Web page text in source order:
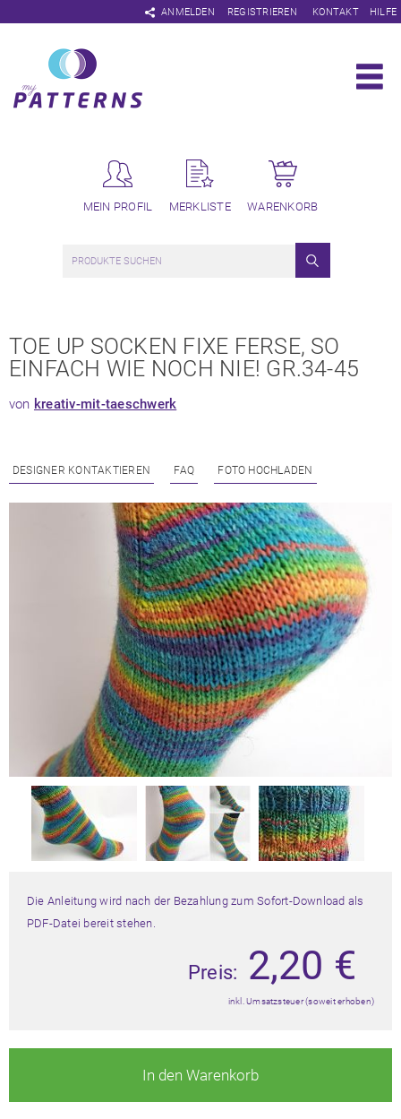
ANMELDEN
Navigation
überspringen
REGISTRIEREN KONTAKT HILFE
MEIN PROFIL MERKLISTE WARENKORB
TOE UP SOCKEN FIXE FERSE, SO
EINFACH WIE NOCH NIE! GR.34-45
von kreativ-mit-taeschwerk
DESIGNER KONTAKTIEREN FAQ FOTO HOCHLADEN
Die Anleitung wird nach der Bezahlung zum Sofort-Download als
PDF-Datei bereit stehen.
Preis: 2,20 €
inkl. Umsatzsteuer (soweit erhoben)
In den Warenkorb